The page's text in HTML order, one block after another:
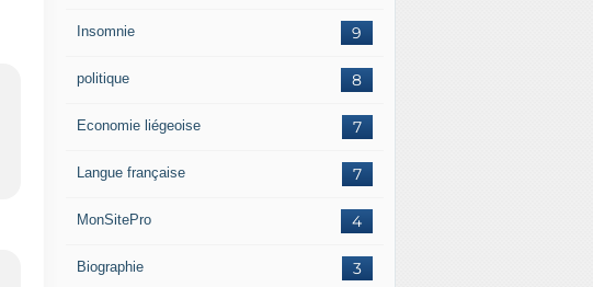
9
Insomnie
8
politique
7
Economie liégeoise
7
Langue française
4
MonSitePro
3
Biographie